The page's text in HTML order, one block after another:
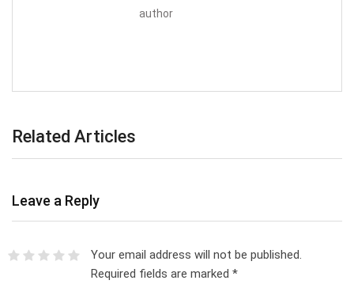
author
Related Articles
Leave a Reply
Your email address will not be published.
Required fields are marked *